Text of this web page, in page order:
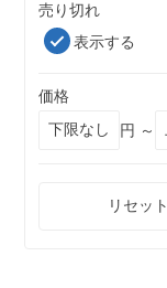
売り切れ
表示する
価格
円 ～
リセット